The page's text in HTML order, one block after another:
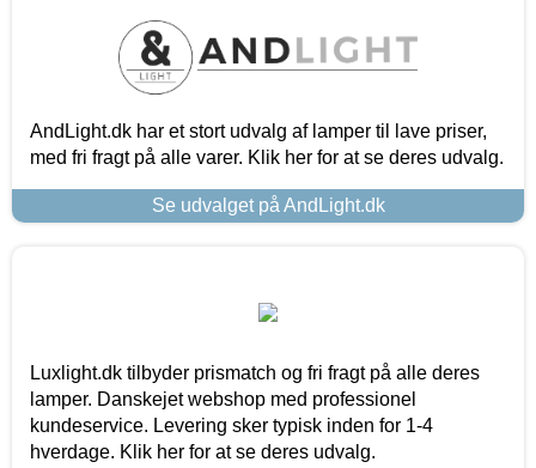
AndLight.dk har et stort udvalg af lamper til lave priser,
med fri fragt på alle varer. Klik her for at se deres udvalg.
Se udvalget på AndLight.dk
Luxlight.dk tilbyder prismatch og fri fragt på alle deres
lamper. Danskejet webshop med professionel
kundeservice. Levering sker typisk inden for 1-4
hverdage. Klik her for at se deres udvalg.